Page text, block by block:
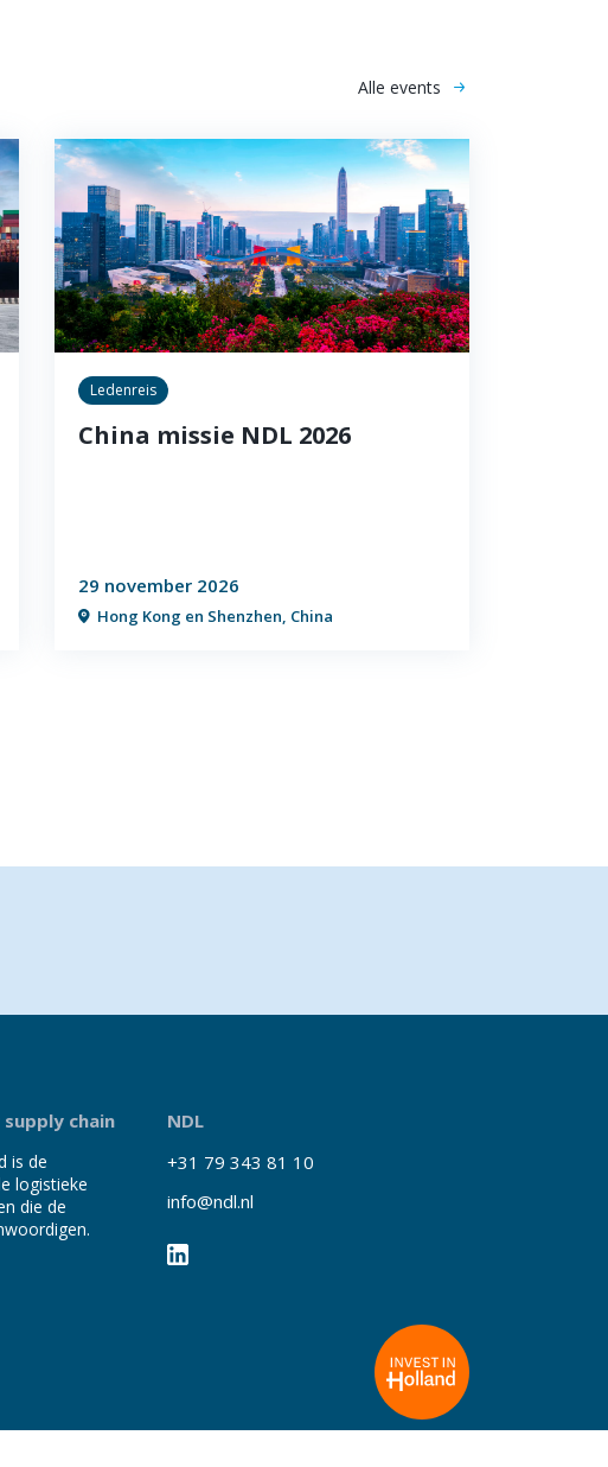
Alle events
Ledenreis
China missie NDL 2026
29 november 2026
Hong Kong en Shenzhen, China
chain
is de
logistieke
die de
NDL
+31 79 343 81 10
info@ndl.nl